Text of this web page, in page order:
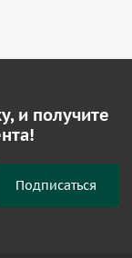
и получите